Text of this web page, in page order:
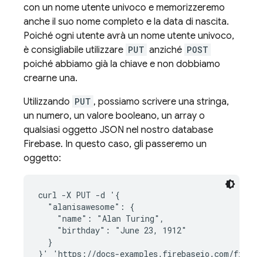
con un nome utente univoco e memorizzeremo
anche il suo nome completo e la data di nascita.
Poiché ogni utente avrà un nome utente univoco,
è consigliabile utilizzare PUT anziché POST
poiché abbiamo già la chiave e non dobbiamo
crearne una.
Utilizzando PUT , possiamo scrivere una stringa,
un numero, un valore booleano, un array o
qualsiasi oggetto JSON nel nostro database
Firebase. In questo caso, gli passeremo un
oggetto:
curl -X PUT -d '{
  "alanisawesome": {
    "name": "Alan Turing",
    "birthday": "June 23, 1912"
  }